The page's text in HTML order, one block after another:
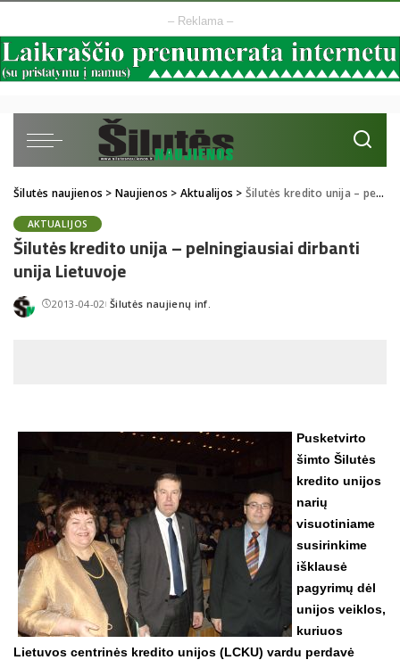
– Reklama –
Šilutės naujienos > Naujienos > Aktualijos > Šilutės kredito unija – pelningiausiai dirbanti unija Lietuvoje
AKTUALIJOS
Šilutės kredito unija – pelningiausiai dirbanti
unija Lietuvoje
2013-04-02Posted
Šilutės naujienų inf.
Pusketvirto
šimto Šilutės
kredito unijos
narių
visuotiniame
susirinkime
išklausė
pagyrimų dėl
unijos veiklos,
kuriuos
Lietuvos centrinės kredito unijos (LCKU) vardu perdavė